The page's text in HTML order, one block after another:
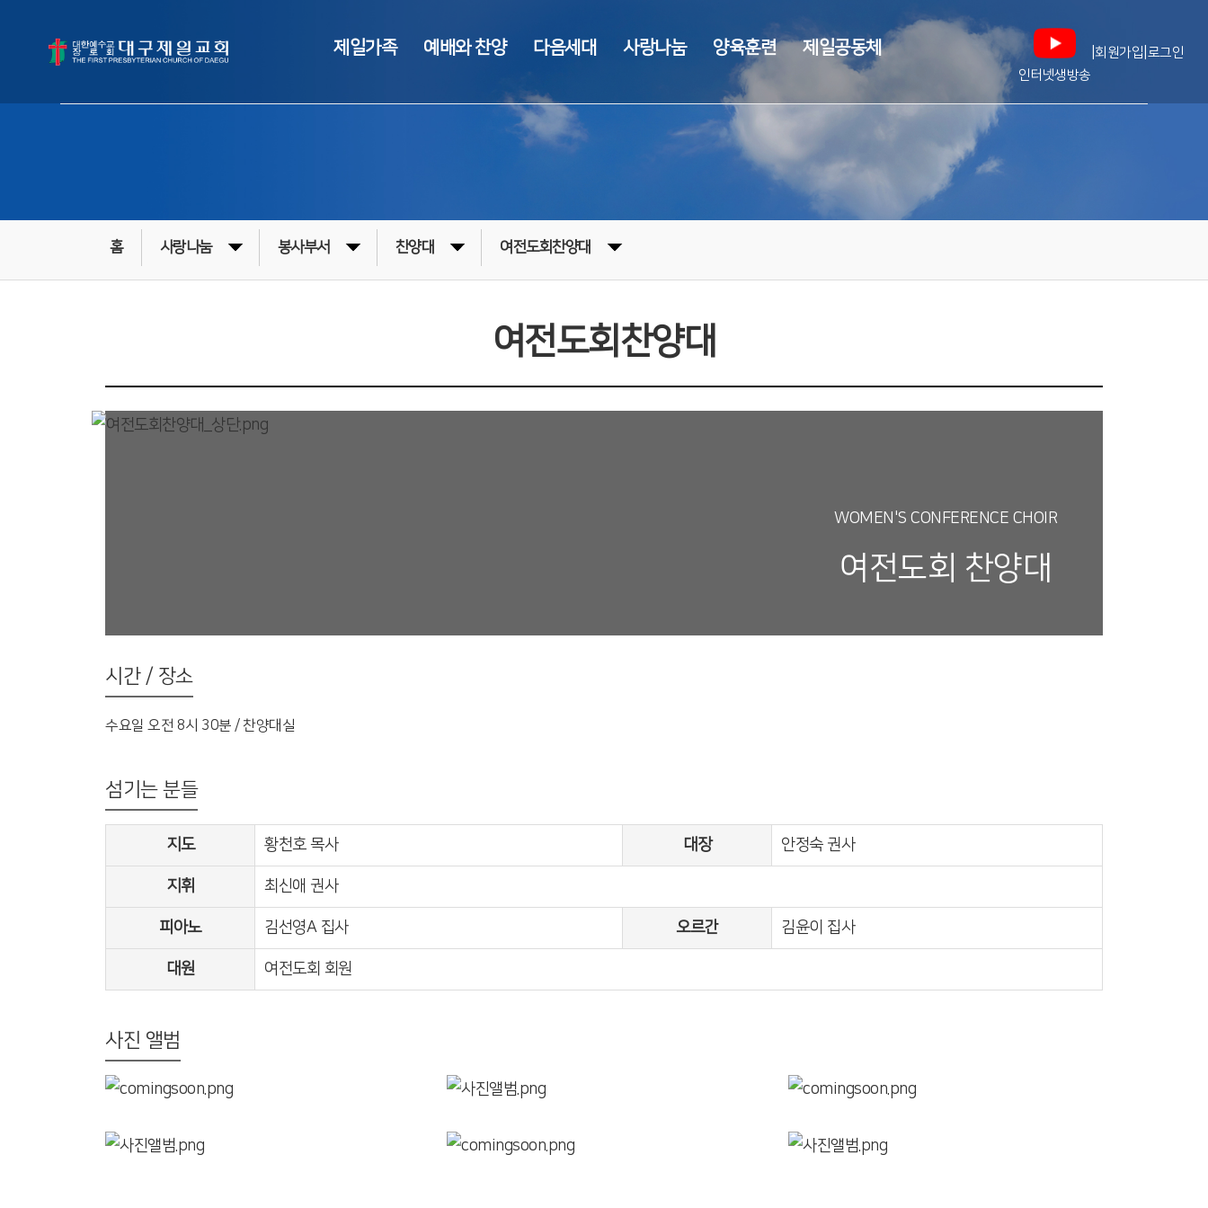
제일가족 예배와 찬양 다음세대 사랑나눔 양육훈련 제일공동체
인터넷생방송
회원가입 로그인
홈 사랑나눔 봉사부서 찬양대 여전도회찬양대
여전도회찬양대
WOMEN'S CONFERENCE CHOIR
여전도회 찬양대
시간 / 장소
수요일 오전 8시 30분 / 찬양대실
섬기는 분들
지도 황천호 목사 대장 안정숙 권사
지휘 최신애 권사
피아노 김선영A 집사 오르간 김윤이 집사
대원 여전도회 회원
사진 앨범